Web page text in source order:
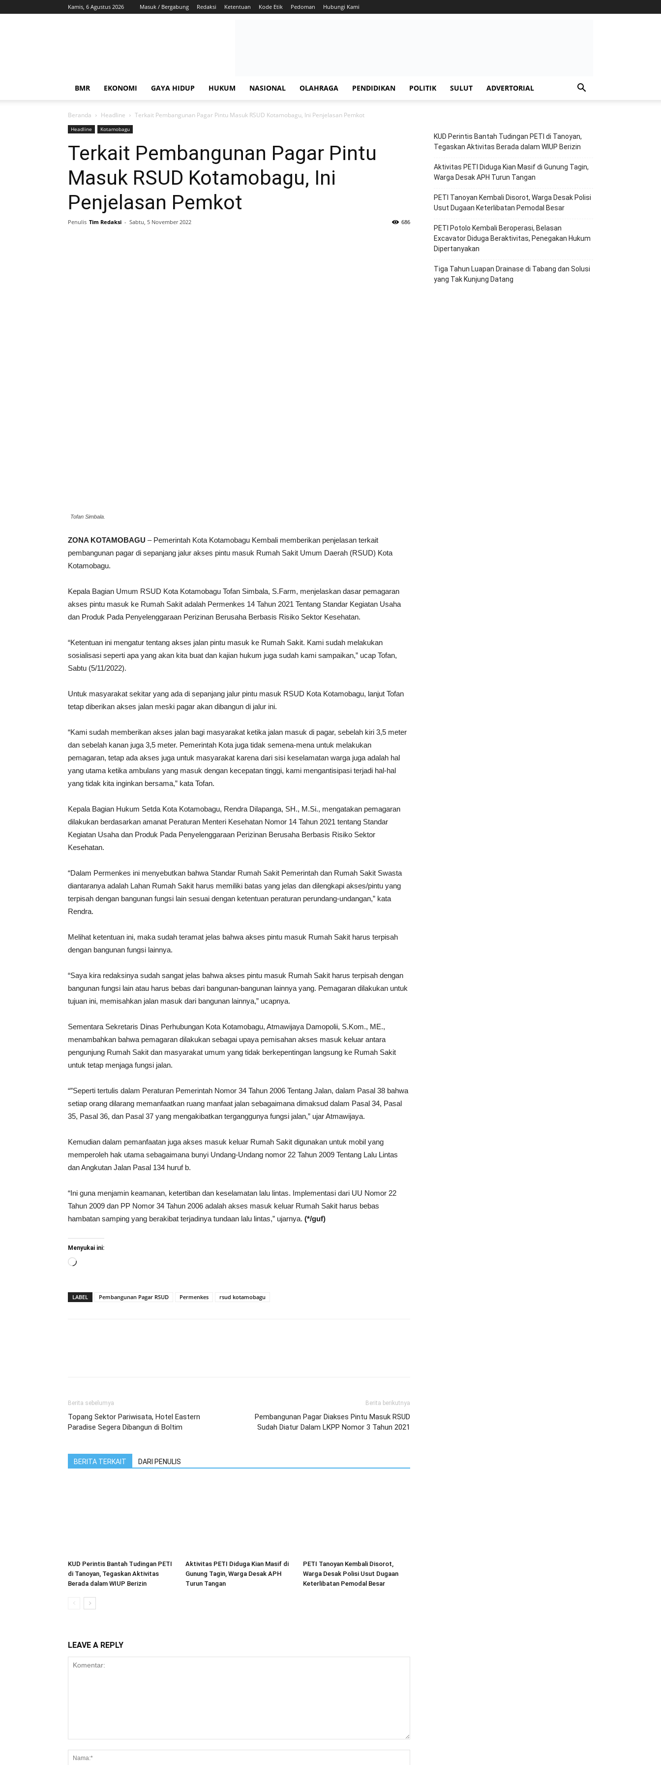
Kamis, 6 Agustus 2026 Masuk / Bergabung Redaksi Ketentuan Kode Etik Pedoman Hubungi Kami
BMR EKONOMI GAYA HIDUP HUKUM NASIONAL OLAHRAGA PENDIDIKAN POLITIK SULUT ADVERTORIAL
Beranda Headline Terkait Pembangunan Pagar Pintu Masuk RSUD Kotamobagu, Ini Penjelasan Pemkot
Headline Kotamobagu
Terkait Pembangunan Pagar Pintu
Masuk RSUD Kotamobagu, Ini
Penjelasan Pemkot
Penulis Tim Redaksi - Sabtu, 5 November 2022 686
Tofan Simbala.
ZONA KOTAMOBAGU – Pemerintah Kota Kotamobagu Kembali memberikan penjelasan terkait
pembangunan pagar di sepanjang jalur akses pintu masuk Rumah Sakit Umum Daerah (RSUD) Kota
Kotamobagu.
Kepala Bagian Umum RSUD Kota Kotamobagu Tofan Simbala, S.Farm, menjelaskan dasar pemagaran
akses pintu masuk ke Rumah Sakit adalah Permenkes 14 Tahun 2021 Tentang Standar Kegiatan Usaha
dan Produk Pada Penyelenggaraan Perizinan Berusaha Berbasis Risiko Sektor Kesehatan.
“Ketentuan ini mengatur tentang akses jalan pintu masuk ke Rumah Sakit. Kami sudah melakukan
sosialisasi seperti apa yang akan kita buat dan kajian hukum juga sudah kami sampaikan,” ucap Tofan,
Sabtu (5/11/2022).
Untuk masyarakat sekitar yang ada di sepanjang jalur pintu masuk RSUD Kota Kotamobagu, lanjut Tofan
tetap diberikan akses jalan meski pagar akan dibangun di jalur ini.
“Kami sudah memberikan akses jalan bagi masyarakat ketika jalan masuk di pagar, sebelah kiri 3,5 meter
dan sebelah kanan juga 3,5 meter. Pemerintah Kota juga tidak semena-mena untuk melakukan
pemagaran, tetap ada akses juga untuk masyarakat karena dari sisi keselamatan warga juga adalah hal
yang utama ketika ambulans yang masuk dengan kecepatan tinggi, kami mengantisipasi terjadi hal-hal
yang tidak kita inginkan bersama,” kata Tofan.
Kepala Bagian Hukum Setda Kota Kotamobagu, Rendra Dilapanga, SH., M.Si., mengatakan pemagaran
dilakukan berdasarkan amanat Peraturan Menteri Kesehatan Nomor 14 Tahun 2021 tentang Standar
Kegiatan Usaha dan Produk Pada Penyelenggaraan Perizinan Berusaha Berbasis Risiko Sektor
Kesehatan.
“Dalam Permenkes ini menyebutkan bahwa Standar Rumah Sakit Pemerintah dan Rumah Sakit Swasta
diantaranya adalah Lahan Rumah Sakit harus memiliki batas yang jelas dan dilengkapi akses/pintu yang
terpisah dengan bangunan fungsi lain sesuai dengan ketentuan peraturan perundang-undangan,” kata
Rendra.
Melihat ketentuan ini, maka sudah teramat jelas bahwa akses pintu masuk Rumah Sakit harus terpisah
dengan bangunan fungsi lainnya.
“Saya kira redaksinya sudah sangat jelas bahwa akses pintu masuk Rumah Sakit harus terpisah dengan
bangunan fungsi lain atau harus bebas dari bangunan-bangunan lainnya yang. Pemagaran dilakukan untuk
tujuan ini, memisahkan jalan masuk dari bangunan lainnya,” ucapnya.
Sementara Sekretaris Dinas Perhubungan Kota Kotamobagu, Atmawijaya Damopolii, S.Kom., ME.,
menambahkan bahwa pemagaran dilakukan sebagai upaya pemisahan akses masuk keluar antara
pengunjung Rumah Sakit dan masyarakat umum yang tidak berkepentingan langsung ke Rumah Sakit
untuk tetap menjaga fungsi jalan.
“”Seperti tertulis dalam Peraturan Pemerintah Nomor 34 Tahun 2006 Tentang Jalan, dalam Pasal 38 bahwa
setiap orang dilarang memanfaatkan ruang manfaat jalan sebagaimana dimaksud dalam Pasal 34, Pasal
35, Pasal 36, dan Pasal 37 yang mengakibatkan terganggunya fungsi jalan,” ujar Atmawijaya.
Kemudian dalam pemanfaatan juga akses masuk keluar Rumah Sakit digunakan untuk mobil yang
memperoleh hak utama sebagaimana bunyi Undang-Undang nomor 22 Tahun 2009 Tentang Lalu Lintas
dan Angkutan Jalan Pasal 134 huruf b.
“Ini guna menjamin keamanan, ketertiban dan keselamatan lalu lintas. Implementasi dari UU Nomor 22
Tahun 2009 dan PP Nomor 34 Tahun 2006 adalah akses masuk keluar Rumah Sakit harus bebas
hambatan samping yang berakibat terjadinya tundaan lalu lintas,” ujarnya. (*/guf)
Menyukai ini:
Memuat...
LABEL Pembangunan Pagar RSUD Permenkes rsud kotamobagu
Berita sebelumya
Topang Sektor Pariwisata, Hotel Eastern
Paradise Segera Dibangun di Boltim
Berita berikutnya
Pembangunan Pagar Diakses Pintu Masuk RSUD
Sudah Diatur Dalam LKPP Nomor 3 Tahun 2021
BERITA TERKAIT DARI PENULIS
KUD Perintis Bantah Tudingan PETI
di Tanoyan, Tegaskan Aktivitas
Berada dalam WIUP Berizin
Aktivitas PETI Diduga Kian Masif di
Gunung Tagin, Warga Desak APH
Turun Tangan
PETI Tanoyan Kembali Disorot,
Warga Desak Polisi Usut Dugaan
Keterlibatan Pemodal Besar
LEAVE A REPLY
KUD Perintis Bantah Tudingan PETI di Tanoyan,
Tegaskan Aktivitas Berada dalam WIUP Berizin
Aktivitas PETI Diduga Kian Masif di Gunung Tagin,
Warga Desak APH Turun Tangan
PETI Tanoyan Kembali Disorot, Warga Desak Polisi
Usut Dugaan Keterlibatan Pemodal Besar
PETI Potolo Kembali Beroperasi, Belasan
Excavator Diduga Beraktivitas, Penegakan Hukum
Dipertanyakan
Tiga Tahun Luapan Drainase di Tabang dan Solusi
yang Tak Kunjung Datang